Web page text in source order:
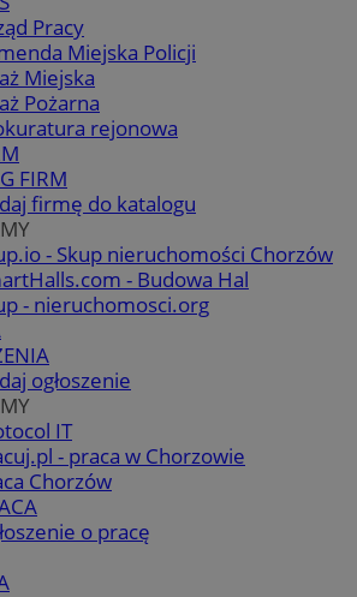
Pracy
Miejska Policji
Miejska
Pożarna
rejonowa
FIRM
firmę do katalogu
- Skup nieruchomości Chorzów
- Budowa Hal
- nieruchomosci.org
ogłoszenie
IT
- praca w Chorzowie
Chorzów
o pracę